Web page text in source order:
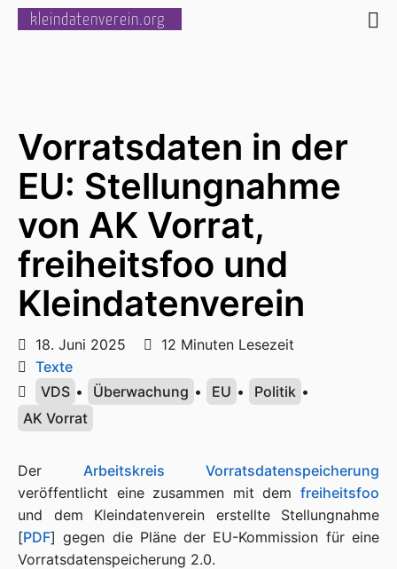
kleindatenverein.org
Vorratsdaten in der
EU: Stellungnahme
von AK Vorrat,
freiheitsfoo und
Kleindatenverein
18. Juni 2025
12 Minuten Lesezeit
Texte
VDS • Überwachung • EU • Politik •
AK Vorrat
Der Arbeitskreis Vorratsdatenspeicherung
veröffentlicht eine zusammen mit dem freiheitsfoo
und dem Kleindatenverein erstellte Stellungnahme
[PDF] gegen die Pläne der EU-Kommission für eine
Vorratsdatenspeicherung 2.0.